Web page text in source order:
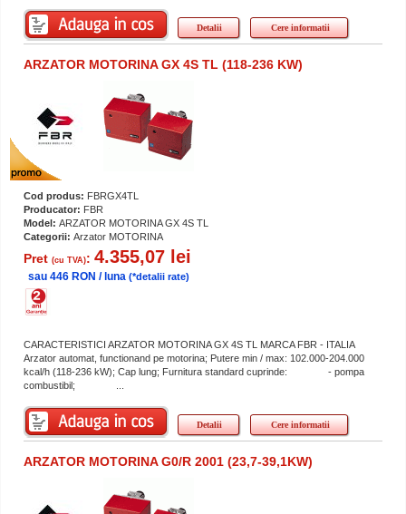
Detalii Cere informatii
ARZATOR MOTORINA GX 4S TL (118-236 KW)
Cod produs: FBRGX4TL
Producator: FBR
Model: ARZATOR MOTORINA GX 4S TL
Categorii: Arzator MOTORINA
Pret (cu TVA): 4.355,07 lei
sau 446 RON / luna (*detalii rate)
CARACTERISTICI ARZATOR MOTORINA GX 4S TL MARCA FBR - ITALIA
Arzator automat, functionand pe motorina; Putere min / max: 102.000-204.000
kcal/h (118-236 kW); Cap lung; Furnitura standard cuprinde: - pompa
combustibil; ...
Detalii Cere informatii
ARZATOR MOTORINA G0/R 2001 (23,7-39,1KW)